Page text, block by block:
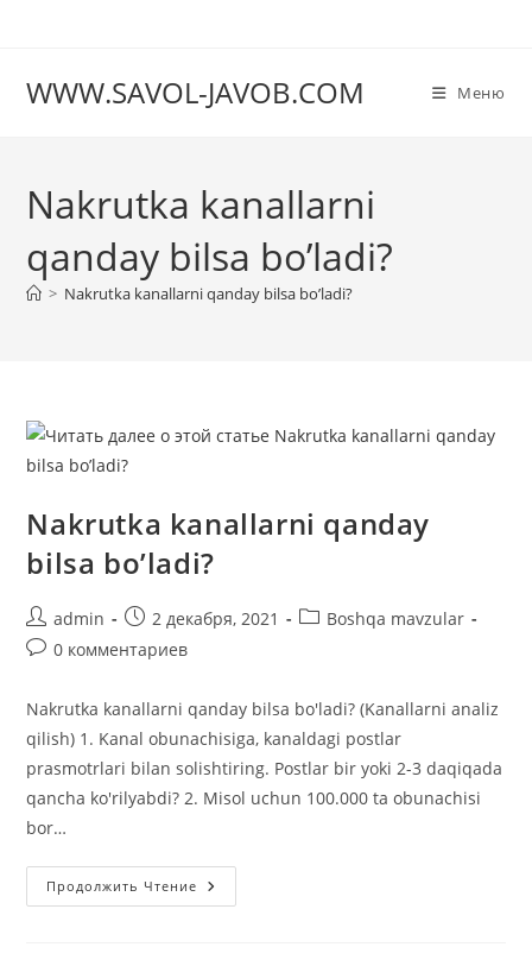
WWW.SAVOL-JAVOB.COM Меню
Nakrutka kanallarni
qanday bilsa bo’ladi?
> Nakrutka kanallarni qanday bilsa bo’ladi?
Nakrutka kanallarni qanday
bilsa bo’ladi?
Автор
записи:
admin
Запись
опубликована:
2 декабря, 2021
Рубрика
Boshqa mavzular
Комментарии
записи:
0 комментариев
Nakrutka kanallarni qanday bilsa bo'ladi? (Kanallarni analiz
qilish) 1. Kanal obunachisiga, kanaldagi postlar
prasmotrlari bilan solishtiring. Postlar bir yoki 2-3 daqiqada
qancha ko'rilyabdi? 2. Misol uchun 100.000 ta obunachisi
bor…
Продолжить Чтение Nakrutka
Kanallarni